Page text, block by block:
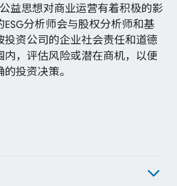
公益思想对商业运营有着积极的影
分析师会与股权分析师和基
投资公司的企业社会责任和道德
内，评估风险或潜在商机，以便
投资决策。